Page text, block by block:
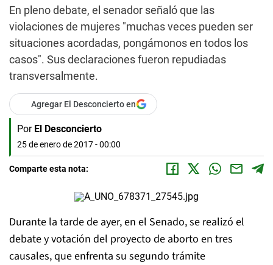
En pleno debate, el senador señaló que las
violaciones de mujeres "muchas veces pueden ser
situaciones acordadas, pongámonos en todos los
casos". Sus declaraciones fueron repudiadas
transversalmente.
Agregar El Desconcierto en
Por El Desconcierto
25 de enero de 2017 - 00:00
Comparte esta nota:
Durante la tarde de ayer, en el Senado, se realizó el
debate y votación del proyecto de aborto en tres
causales, que enfrenta su segundo trámite